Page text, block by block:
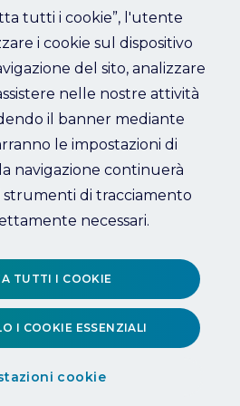
Refresh
tutti i cookie”, l'utente
i cookie sul dispositivo
del sito, analizzare
nelle nostre attività
il banner mediante
le impostazioni di
navigazione continuerà
strumenti di tracciamento
necessari.
cookie
I COOKIE ESSENZIALI
TUTTI I COOKIE